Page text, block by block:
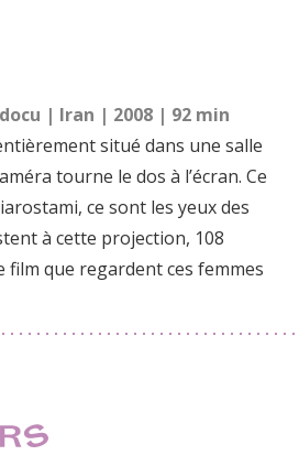
| Iran | 2008 | 92 min
situé dans une salle
tourne le dos à l’écran. Ce
ce sont les yeux des
à cette projection, 108
film que regardent ces femmes